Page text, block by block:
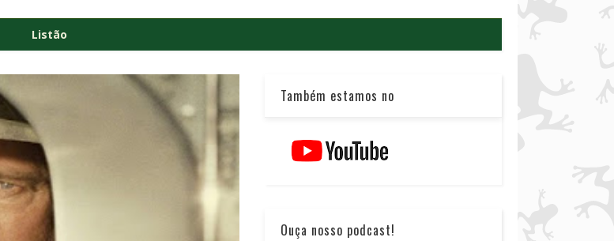
Listão
Também estamos no
Ouça nosso podcast!